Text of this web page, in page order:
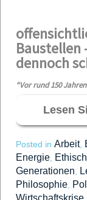
Baustellen
dennoch
“Vor rund 150
Lesen
Posted in Arbeit,
Energie
Generationen
Philosophie
Wirtschaftskrise